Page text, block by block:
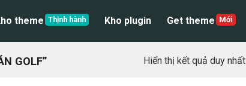
theme Kho plugin Get theme
GOLF” Hiển thị kết quả duy nhất